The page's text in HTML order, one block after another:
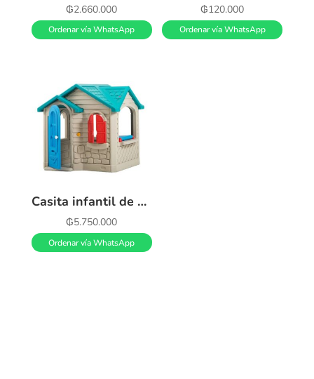
₲2.660.000
Ordenar vía WhatsApp
₲120.000
Ordenar vía WhatsApp
Casita infantil de plástico Gigante
₲5.750.000
Ordenar vía WhatsApp